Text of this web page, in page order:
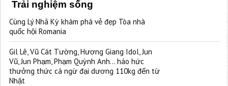
Trải nghiệm sống
Cùng Lý Nhã Kỳ khám phá vẻ đẹp Tòa nhà
quốc hội Romania
Gil Lê, Vũ Cát Tường, Hương Giang Idol, Jun
Vũ, Jun Phạm, Phạm Quỳnh Anh… háo hức
thưởng thức cá ngừ đại dương 110kg đến từ
Nhật